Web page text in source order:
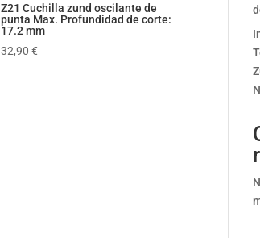
Z21 Cuchilla zund oscilante de
punta Max. Profundidad de corte:
17.2 mm
32,90 €